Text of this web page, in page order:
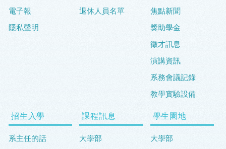
電子報
隱私聲明
退休人員名單
焦點新聞
獎助學金
徵才訊息
演講資訊
系務會議記錄
教學實驗設備
招生入學
系主任的話
課程訊息
大學部
學生園地
大學部